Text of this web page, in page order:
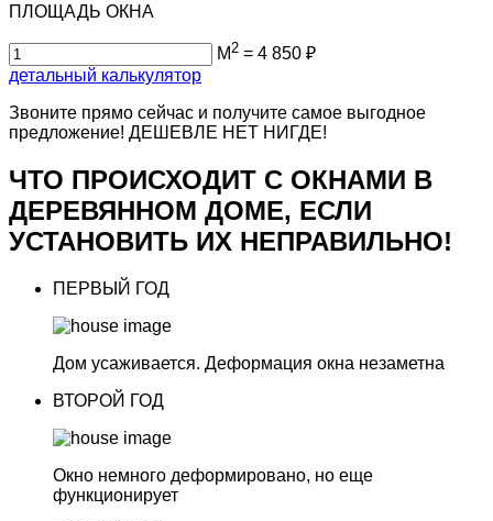
ПЛОЩАДЬ ОКНА
М 2 = 4 850 ₽
детальный калькулятор
Звоните прямо сейчас и получите самое выгодное
предложение! ДЕШЕВЛЕ НЕТ НИГДЕ!
ЧТО ПРОИСХОДИТ С ОКНАМИ В
ДЕРЕВЯННОМ ДОМЕ, ЕСЛИ
УСТАНОВИТЬ ИХ НЕПРАВИЛЬНО!
ПЕРВЫЙ ГОД
Дом усаживается. Деформация окна незаметна
ВТОРОЙ ГОД
Окно немного деформировано, но еще
функционирует